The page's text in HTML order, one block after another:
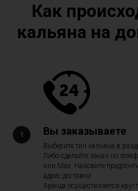
Как
кальяна на
Вы заказываете
Выберите тип кальяна в
Либо сделайте заказ по
или Max. Назовите
адрес доставки.
Аренда осуществляется